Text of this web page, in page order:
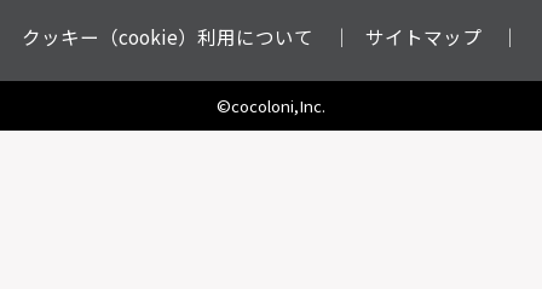
クッキー（cookie）利用について
サイトマップ
©cocoloni,Inc.